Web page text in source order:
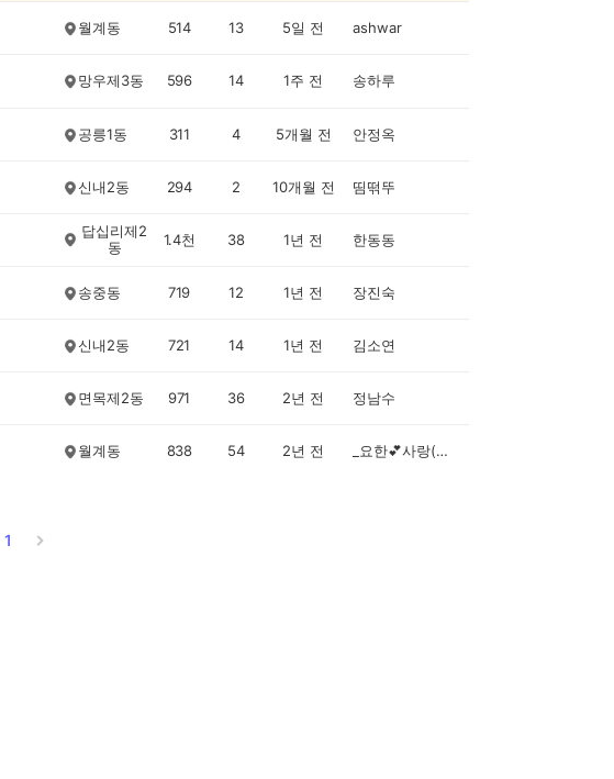
월계동 514 13 5일 전 ashwar
망우제3동 596 14 1주 전 송하루
공릉1동 311 4 5개월 전 안정옥
신내2동 294 2 10개월 전 띰떢뚜
답십리제2
동
1.4천 38 1년 전 한동동
송중동 719 12 1년 전 장진숙
신내2동 721 14 1년 전 김소연
면목제2동 971 36 2년 전 정남수
월계동 838 54 2년 전 _요한💕사랑(오전 오후)
1